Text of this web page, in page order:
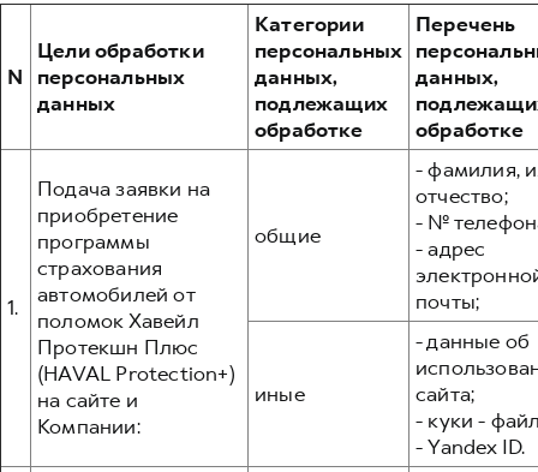
Система управления автопарком
Сервис для корпоративных клиентов
HAVAL Лизинг
Автомобильные аксессуары
Коллекция PRO
Коллекция Базовая
Коллекция Детская
АКСЕССУАРЫ HAVAL
Автомобильные аксессуары
Коллекция Базовая
Коллекция Детская
N
Цели обработки
персональных
данных
Категории
персональных
данных,
подлежащих
обработке
Перечень
данных,
обработке
1.
Подача заявки на
приобретение
программы
страхования
автомобилей от
поломок Хавейл
Протекшн Плюс
(HAVAL Protection+)
на сайте и
Компании:
общие
- фамилия,
отчество;
- №
- адрес
почты;
иные
- данные об
сайта;
- куки -
- Yandex ID.